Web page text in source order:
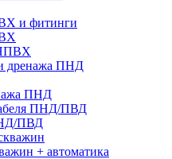
и фитинги
дренажа ПНД
ПНД
ПНД/ПВД
ПВД
+ автоматика